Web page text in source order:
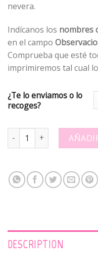
nevera.
Indícanos los nombres
en el campo
Comprueba que esté
imprimiremos tal cual
¿Te lo enviamos o lo
recoges?
Chapa personalizada -
DESCRIPTION